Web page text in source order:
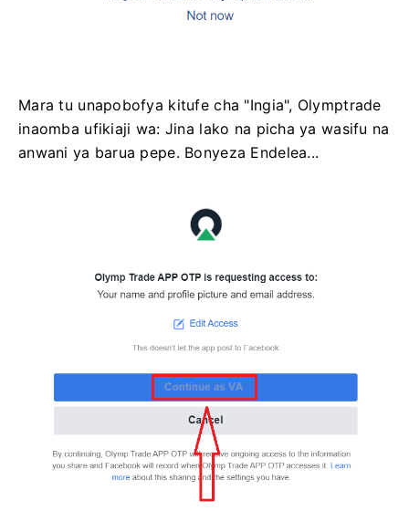
Mara tu unapobofya kitufe cha "Ingia", Olymptrade
inaomba ufikiaji wa: Jina lako na picha ya wasifu na
anwani ya barua pepe. Bonyeza Endelea...